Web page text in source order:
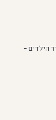
חדר הילדים -